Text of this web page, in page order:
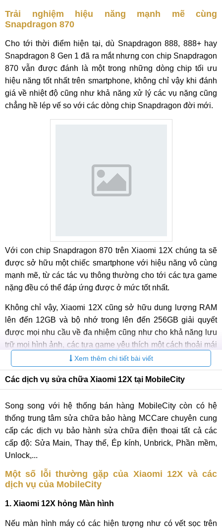
Trải nghiệm hiệu năng mạnh mẽ cùng
Snapdragon 870
Cho tới thời điểm hiện tại, dù Snapdragon 888, 888+ hay
Snapdragon 8 Gen 1 đã ra mắt nhưng con chip Snapdragon
870 vẫn được đánh là một trong những dòng chip tối ưu
hiệu năng tốt nhất trên smartphone, không chỉ vậy khi đánh
giá về nhiệt độ cũng như khả năng xử lý các vụ nặng cũng
chẳng hề lép vế so với các dòng chip Snapdragon đời mới.
Với con chip Snapdragon 870 trên Xiaomi 12X chúng ta sẽ
được sở hữu một chiếc smartphone với hiệu năng vô cùng
mạnh mẽ, từ các tác vụ thông thường cho tới các tựa game
nặng đều có thể đáp ứng được ở mức tốt nhất.
Không chỉ vậy, Xiaomi 12X cũng sở hữu dung lượng RAM
lên đến 12GB và bộ nhớ trong lên đến 256GB giải quyết
được mọi nhu cầu về đa nhiệm cũng như cho khả năng lưu
trữ mọi hình ảnh, các tựa game yêu thích một cách thoải mái
Cảm biến camera ấn tượng, nâng cấp nhiếp ảnh
biến Sony IMX766, chống rung OIS camera chính 50MP,
cảm biến góc siêu rộng 13MP và ống kính telephoto macro
5MP cho phép người dùng ghi lại mọi khoảnh khắc với chất
lượng ảnh tốt nhất.
Xem thêm chi tiết bài viết
Các dịch vụ sửa chữa Xiaomi 12X tại MobileCity
Song song với hệ thống bán hàng MobileCity còn có hệ
thống trung tâm sửa chữa bảo hàng MCCare chuyên cung
cấp các dịch vụ bảo hành sửa chữa điện thoại tất cả các
cấp độ: Sửa Main, Thay thế, Ép kính, Unbrick, Phần mềm,
Unlock,...
Một số lỗi thường gặp của Xiaomi 12X và các
dịch vụ của MobileCity
1. Xiaomi 12X hỏng Màn hình
Nếu màn hình máy có các hiện tượng như có vết sọc trên